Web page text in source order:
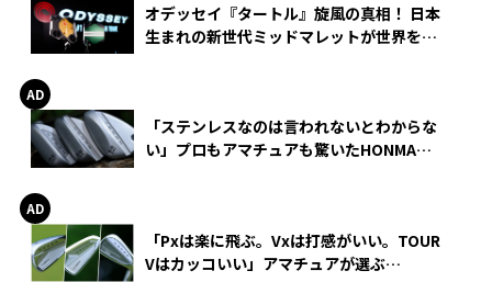
オデッセイ『タートル』旋風の真相！ 日本
生まれの新世代ミッドマレットが世界を席
「ステンレスなのは言われないとわからな
い」プロもアマチュアも驚いたHONMA
「Pxは楽に飛ぶ。Vxは打感がいい。TOUR
Vはカッコいい」アマチュアが選ぶ